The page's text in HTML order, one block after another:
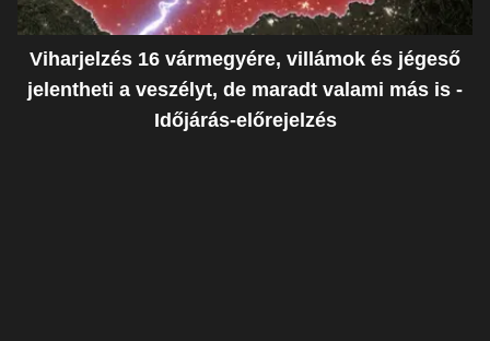
Viharjelzés 16 vármegyére, villámok és jégeső
jelentheti a veszélyt, de maradt valami más is -
Időjárás-előrejelzés